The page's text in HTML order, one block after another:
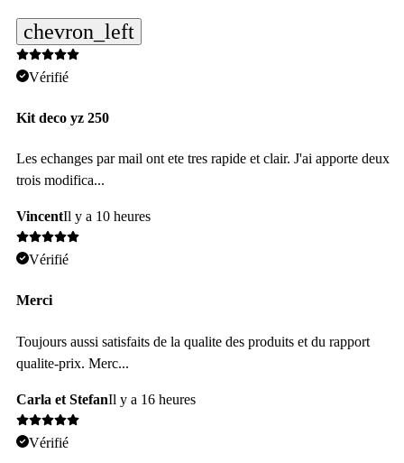
chevron_left
Vérifié
Kit deco yz 250
Les echanges par mail ont ete tres rapide et clair. J'ai apporte deux
trois modifica...
VincentIl y a 10 heures
Vérifié
Merci
Toujours aussi satisfaits de la qualite des produits et du rapport
qualite-prix. Merc...
Carla et StefanIl y a 16 heures
Vérifié